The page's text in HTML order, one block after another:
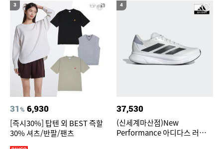
3
31% 6,930
[즉시30%] 탑텐 외 BEST 즉할
30% 셔츠/반팔/팬츠
4
37,530
(신세계마산점)New
Performance 아디다스 러닝화